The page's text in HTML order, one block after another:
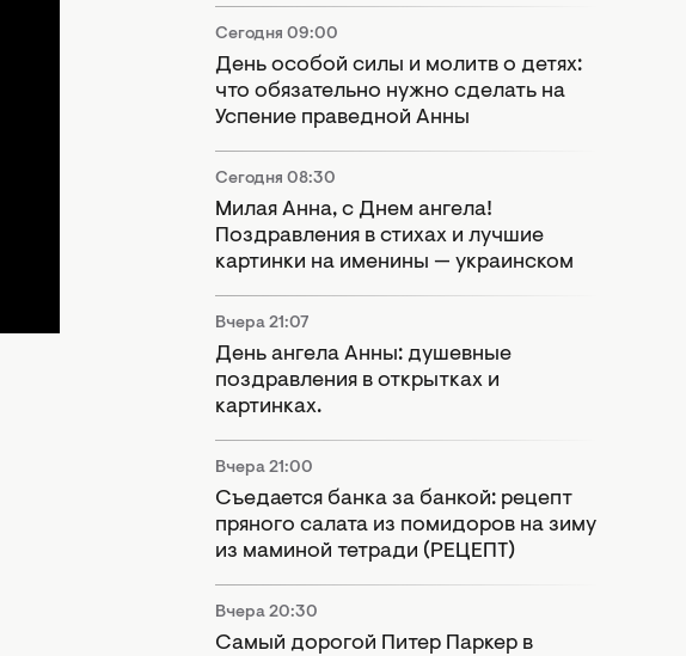
Сегодня 09:00
День особой силы и молитв о детях:
что обязательно нужно сделать на
Успение праведной Анны
Сегодня 08:30
Милая Анна, с Днем ангела!
Поздравления в стихах и лучшие
картинки на именины — украинском
Вчера 21:07
День ангела Анны: душевные
поздравления в открытках и
картинках.
Вчера 21:00
Съедается банка за банкой: рецепт
пряного салата из помидоров на зиму
из маминой тетради (РЕЦЕПТ)
Вчера 20:30
Самый дорогой Питер Паркер в